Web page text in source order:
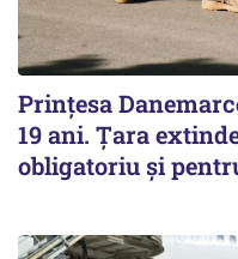
Prințesa
19 ani. Țara
obligatoriu și